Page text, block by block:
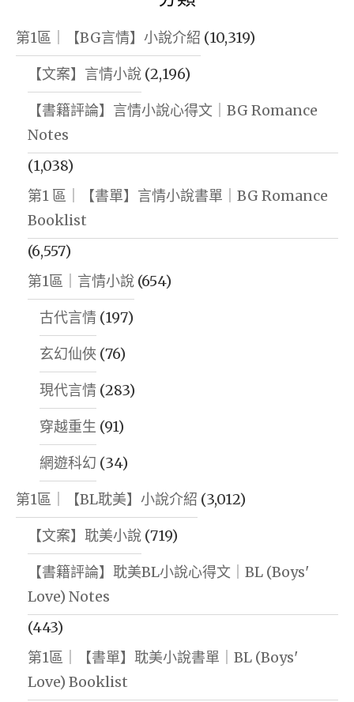
第1區｜【BG言情】小說介紹 (10,319)
【文案】言情小說 (2,196)
【書籍評論】言情小說心得文｜BG Romance
Notes
(1,038)
第1 區｜【書單】言情小說書單｜BG Romance
Booklist
(6,557)
第1區｜言情小說 (654)
古代言情 (197)
玄幻仙俠 (76)
現代言情 (283)
穿越重生 (91)
網遊科幻 (34)
第1區｜【BL耽美】小說介紹 (3,012)
【文案】耽美小說 (719)
【書籍評論】耽美BL小說心得文｜BL (Boys'
Love) Notes
(443)
第1區｜【書單】耽美小說書單｜BL (Boys'
Love) Booklist